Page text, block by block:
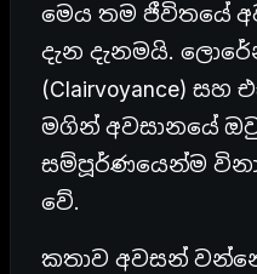
මෙය තම ජීවිතයේ
දැන දැනමයි.
(Clairvoyance)
මගින් අවසානයේ
සම්පූර්ණයෙන්ම
වේ.
කතාව අවසන්